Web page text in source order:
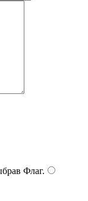
Флаг.